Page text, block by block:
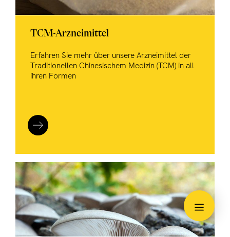
TCM-Arzneimittel
Erfahren Sie mehr über unsere Arzneimittel der
Traditionellen Chinesischem Medizin (TCM) in all
ihren Formen